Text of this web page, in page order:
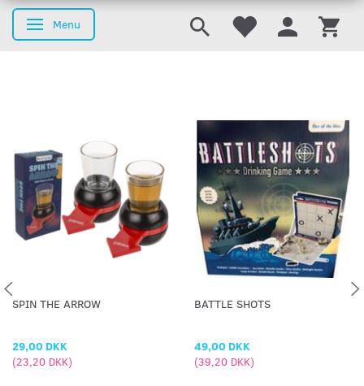
Skifte navigation
Menu
SPIN THE ARROW
29,00 DKK
(23,20 DKK)
BATTLE SHOTS
49,00 DKK
(39,20 DKK)